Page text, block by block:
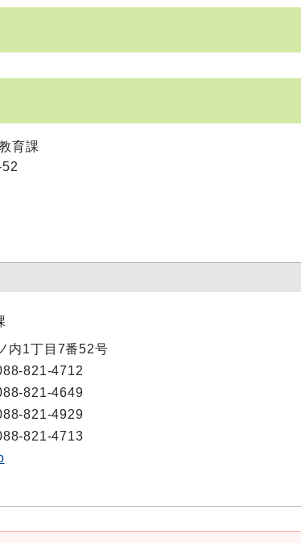
育課
内1丁目7番52号
821-4712
821-4649
821-4929
821-4713